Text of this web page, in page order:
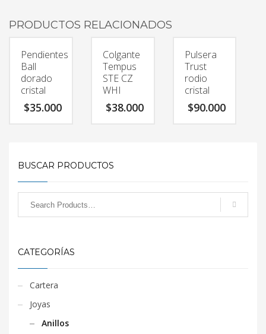
PRODUCTOS RELACIONADOS
Pendientes
Ball
dorado
cristal
$35.000
Colgante
Tempus
STE CZ
WHI
$38.000
Pulsera
Trust
rodio
cristal
$90.000
BUSCAR PRODUCTOS
CATEGORÍAS
Cartera
Joyas
Anillos